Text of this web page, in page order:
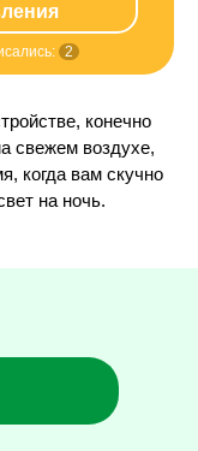
2
конечно
свежем воздухе,
когда вам скучно
на ночь.